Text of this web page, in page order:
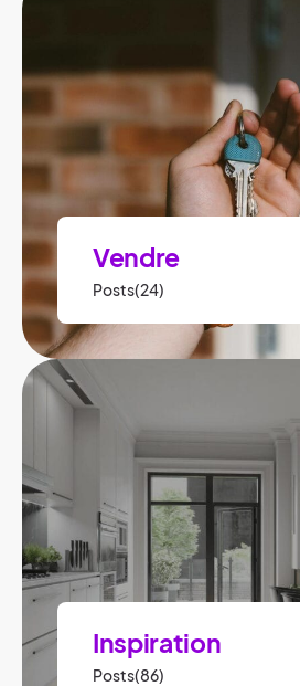
Vendre
Posts(24)
Inspiration
Posts(86)